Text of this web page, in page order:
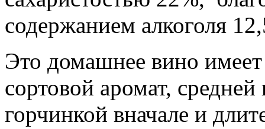
содержанием алкоголя
Это домашнее вино имеет
сортовой аромат,
горчинкой вначале и